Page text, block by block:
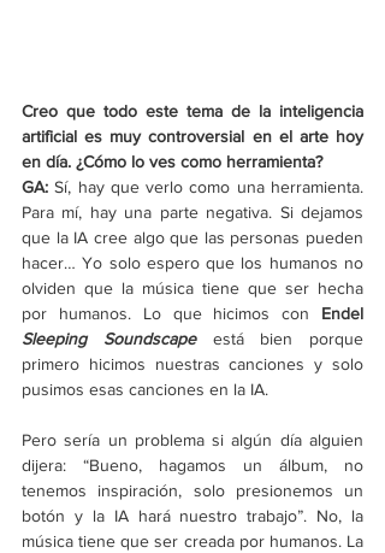
Creo que todo este tema de la inteligencia
artificial es muy controversial en el arte hoy
en día. ¿Cómo lo ves como herramienta?
GA: Sí, hay que verlo como una herramienta.
Para mí, hay una parte negativa. Si dejamos
que la IA cree algo que las personas pueden
hacer… Yo solo espero que los humanos no
olviden que la música tiene que ser hecha
por humanos. Lo que hicimos con
Sleeping Soundscape está bien porque
primero hicimos nuestras canciones y solo
pusimos esas canciones en la IA.
Pero sería un problema si algún día alguien
dijera: “Bueno, hagamos un álbum, no
tenemos inspiración, solo presionemos un
botón y la IA hará nuestro trabajo”. No, la
música tiene que ser creada por humanos. La